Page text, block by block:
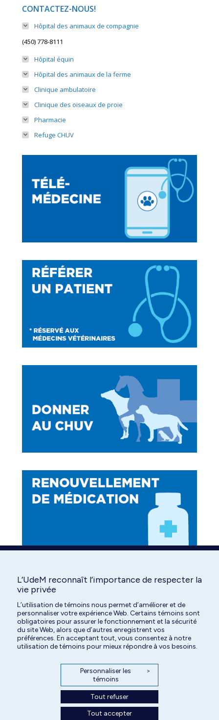
CONTACTEZ-NOUS!
Hôpital des animaux de compagnie
(450) 778-8111
Hôpital équin
Hôpital des animaux de la ferme
Clinique ambulatoire
Clinique des oiseaux de proie
Pharmacie
Refuge CHUV
Find us on:
Facebook
page
opens
in
new
window
YouTube
page
opens
in
new
window
page
opens
in
new
window
L’UdeM reconnaît l’importance de respecter la
vie privée
L’utilisation de témoins nous permet d’améliorer et de
personnaliser votre expérience Web. Certains témoins sont
obligatoires pour assurer le fonctionnement et la sécurité
du site Web, alors que d’autres enregistrent vos
préférences. En acceptant tout, vous consentez à notre
utilisation de témoins pour mieux répondre à vos besoins.
Personnaliser les
témoins
>
Tout refuser
Tout accepter